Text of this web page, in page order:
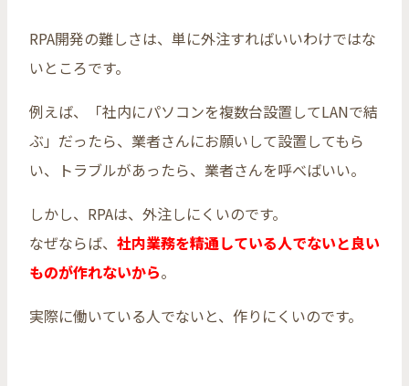
RPA開発の難しさは、単に外注すればいいわけではな
いところです。
例えば、「社内にパソコンを複数台設置してLANで結
ぶ」だったら、業者さんにお願いして設置してもら
い、トラブルがあったら、業者さんを呼べばいい。
しかし、RPAは、外注しにくいのです。
なぜならば、 社内業務を精通している人でないと良い
ものが作れないから。
実際に働いている人でないと、作りにくいのです。